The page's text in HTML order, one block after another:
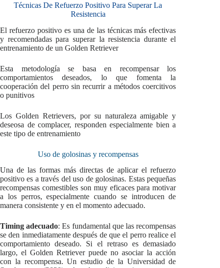
Técnicas De Refuerzo Positivo Para Superar La
Resistencia
El refuerzo positivo es una de las técnicas más efectivas
y recomendadas para superar la resistencia durante el
entrenamiento de un Golden Retriever
Esta metodología se basa en recompensar los
comportamientos deseados, lo que fomenta la
cooperación del perro sin recurrir a métodos coercitivos
o punitivos
Los Golden Retrievers, por su naturaleza amigable y
deseosa de complacer, responden especialmente bien a
este tipo de entrenamiento
Uso de golosinas y recompensas
Una de las formas más directas de aplicar el refuerzo
positivo es a través del uso de golosinas. Estas pequeñas
recompensas comestibles son muy eficaces para motivar
a los perros, especialmente cuando se introducen de
manera consistente y en el momento adecuado.
Timing adecuado: Es fundamental que las recompensas
se den inmediatamente después de que el perro realice el
comportamiento deseado. Si el retraso es demasiado
largo, el Golden Retriever puede no asociar la acción
con la recompensa. Un estudio de la Universidad de